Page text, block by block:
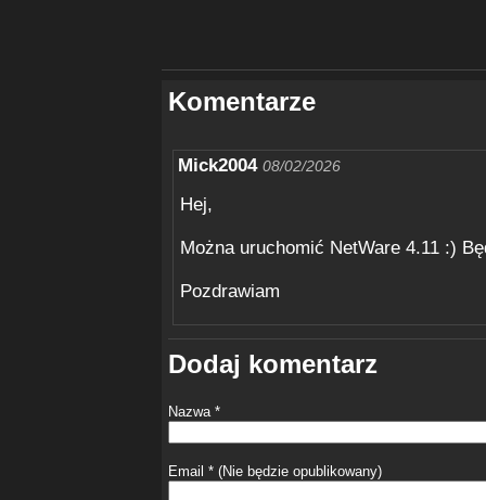
Komentarze
Mick2004 08/02/2026
Hej,
Można uruchomić NetWare 4.11 :)
Pozdrawiam
Dodaj komentarz
Nazwa *
Email * (Nie będzie opublikowany)